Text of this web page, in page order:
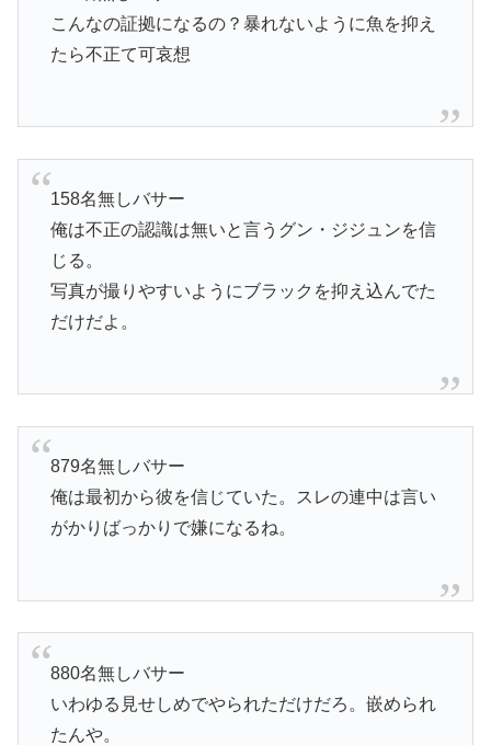
こんなの証拠になるの？暴れないように魚を抑え
たら不正て可哀想
158名無しバサー
俺は不正の認識は無いと言うグン・ジジュンを信
じる。
写真が撮りやすいようにブラックを抑え込んでた
だけだよ。
879名無しバサー
俺は最初から彼を信じていた。スレの連中は言い
がかりばっかりで嫌になるね。
880名無しバサー
いわゆる見せしめでやられただけだろ。嵌められ
たんや。